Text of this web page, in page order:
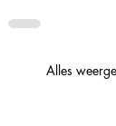
Alles